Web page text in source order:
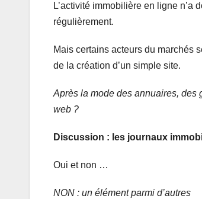
L’activité immobilière en ligne
régulièrement.
Mais certains acteurs du marchés
de la création d’un simple site.
Après la mode des annuaires, des
web ?
Discussion : les journaux
Oui et non …
NON : un élément parmi d’autres